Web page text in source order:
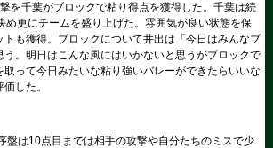
を千葉がブロックで粘り得点を獲得した。千葉は続
め更にチームを盛り上げた。雰囲気が良い状態を保
トも獲得。ブロックについて井出は「今日はみんなブ
う。明日はこんな風にはいかないと思うがブロックで
って今日みたいな粘り強いバレーができたらいいな
した。
盤は10点目までは相手の攻撃や自分たちのミスで少